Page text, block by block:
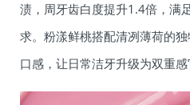
渍，周牙齿白度提升1.4倍，满
求。粉漾鲜桃搭配清冽薄荷的
口感，让日常洁牙升级为双重感